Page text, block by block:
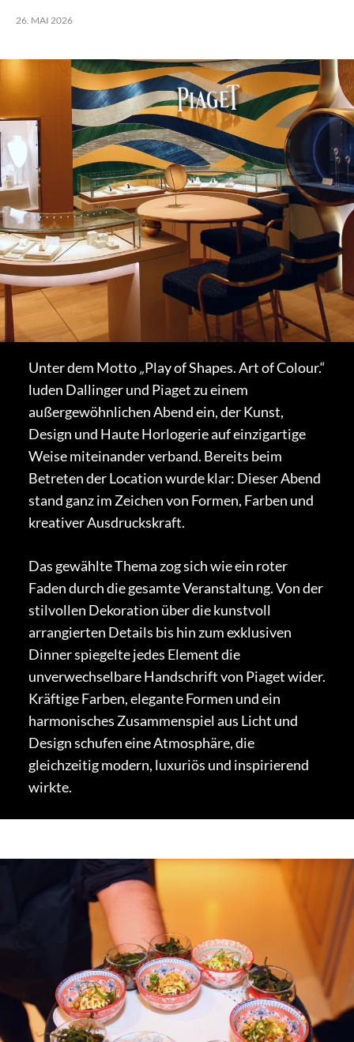
26. MAI 2026
Unter dem Motto„Play of Shapes. Art of Colour.“
luden Dallinger und Piaget zu einem
außergewöhnlichen Abend ein, der Kunst,
Design und Haute Horlogerie auf einzigartige
Weise miteinander verband. Bereits beim
Betreten der Location wurde klar: Dieser Abend
stand ganz im Zeichen von Formen, Farben und
kreativer Ausdruckskraft.
Das gewählte Thema zog sich wie ein roter
Faden durch die gesamte Veranstaltung. Von der
stilvollen Dekoration über die kunstvoll
arrangierten Details bis hin zum exklusiven
Dinner spiegelte jedes Element die
unverwechselbare Handschrift von Piaget wider.
Kräftige Farben, elegante Formen und ein
harmonisches Zusammenspiel aus Licht und
Design schufen eine Atmosphäre, die
gleichzeitig modern, luxuriös und inspirierend
wirkte.